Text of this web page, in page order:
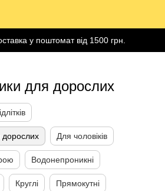
у поштомат від 1500 грн.
для дорослих
Для чоловіків
Водонепроникні
Круглі Прямокутні